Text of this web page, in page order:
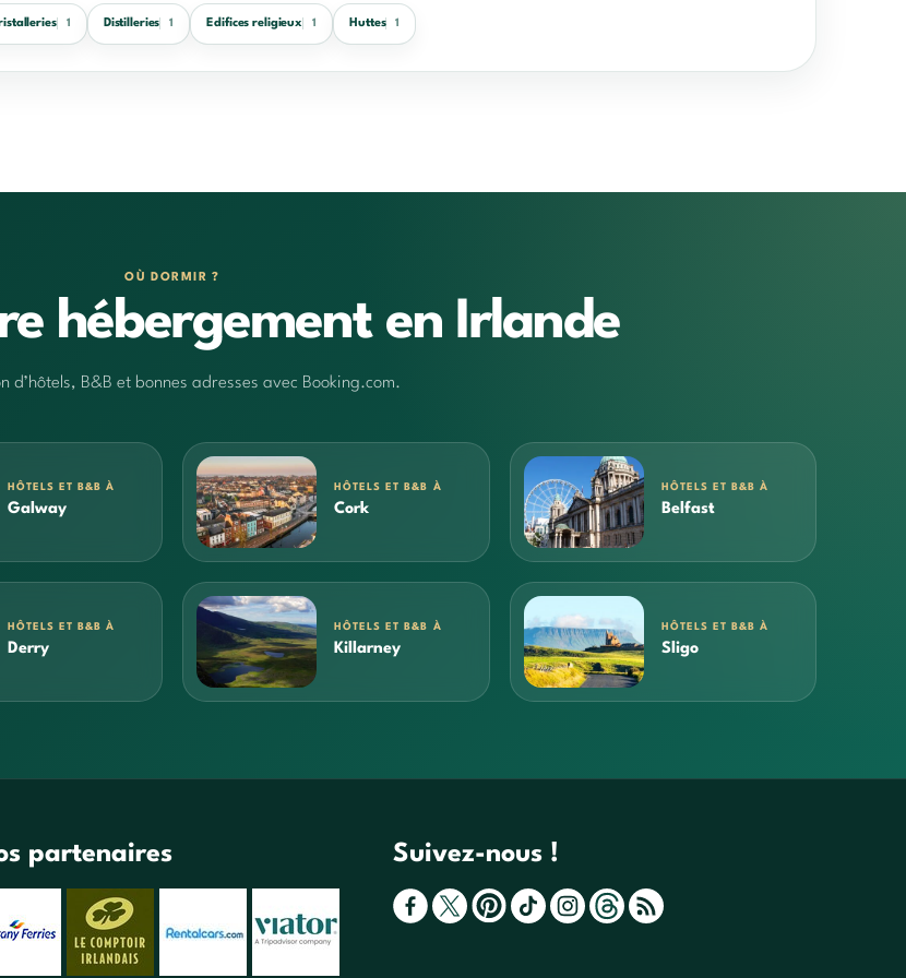
1 Distilleries 1 Edifices religieux 1 Huttes 1
OÙ DORMIR ?
hébergement en Irlande
d’hôtels, B&B et bonnes adresses avec Booking.com.
HÔTELS ET B&B À
Galway
HÔTELS ET B&B À
Cork
HÔTELS ET B&B À
Belfast
HÔTELS ET B&B À
Derry
HÔTELS ET B&B À
Killarney
HÔTELS ET B&B À
Sligo
partenaires Suivez-nous !